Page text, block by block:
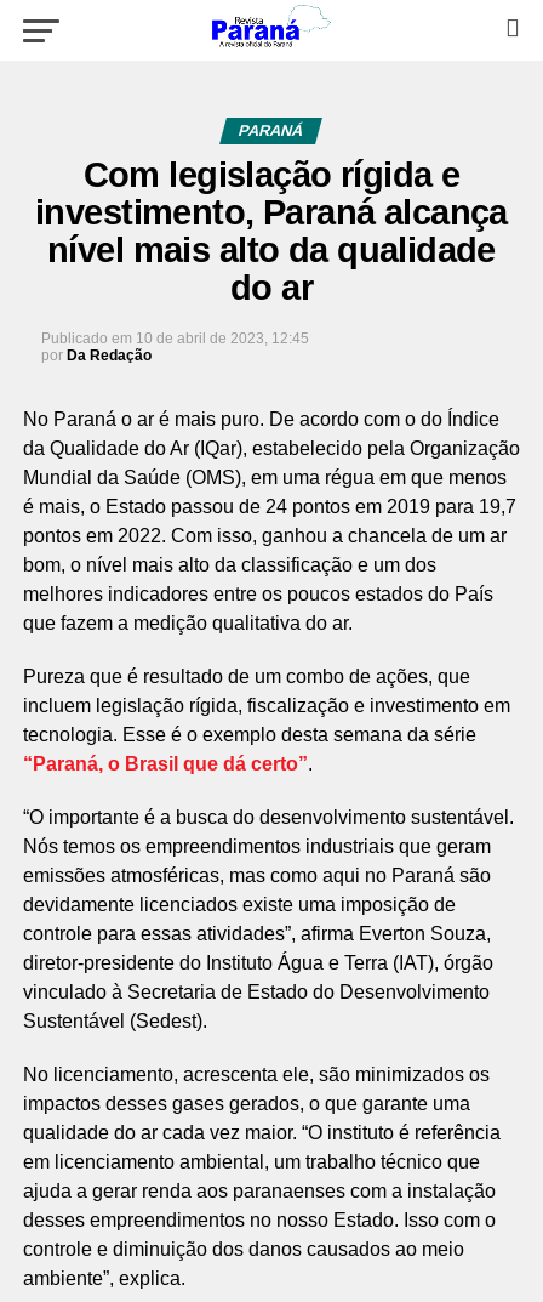
PARANÁ
Com legislação rígida e
investimento, Paraná alcança
nível mais alto da qualidade
do ar
Publicado em 10 de abril de 2023, 12:45
por Da Redação
No Paraná o ar é mais puro. De acordo com o do Índice
da Qualidade do Ar (IQar), estabelecido pela Organização
Mundial da Saúde (OMS), em uma régua em que menos
é mais, o Estado passou de 24 pontos em 2019 para 19,7
pontos em 2022. Com isso, ganhou a chancela de um ar
bom, o nível mais alto da classificação e um dos
melhores indicadores entre os poucos estados do País
que fazem a medição qualitativa do ar.
Pureza que é resultado de um combo de ações, que
incluem legislação rígida, fiscalização e investimento em
tecnologia. Esse é o exemplo desta semana da série
“Paraná, o Brasil que dá certo”.
“O importante é a busca do desenvolvimento sustentável.
Nós temos os empreendimentos industriais que geram
emissões atmosféricas, mas como aqui no Paraná são
devidamente licenciados existe uma imposição de
controle para essas atividades”, afirma Everton Souza,
diretor-presidente do Instituto Água e Terra (IAT), órgão
vinculado à Secretaria de Estado do Desenvolvimento
Sustentável (Sedest).
No licenciamento, acrescenta ele, são minimizados os
impactos desses gases gerados, o que garante uma
qualidade do ar cada vez maior. “O instituto é referência
em licenciamento ambiental, um trabalho técnico que
ajuda a gerar renda aos paranaenses com a instalação
desses empreendimentos no nosso Estado. Isso com o
controle e diminuição dos danos causados ao meio
ambiente”, explica.